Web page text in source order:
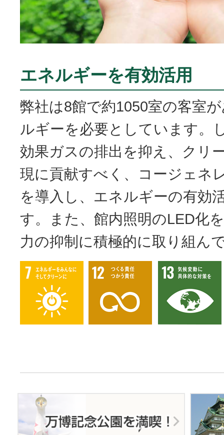
エネルギーを有効活用
弊社は8館で約1050室の客室
ルギーを必要としています。
効果ガスの排出を抑え、クリ
現に貢献すべく、コージェネ
を導入し、エネルギーの有効
す。また、館内照明のLED化
力の抑制に積極的に取り組ん